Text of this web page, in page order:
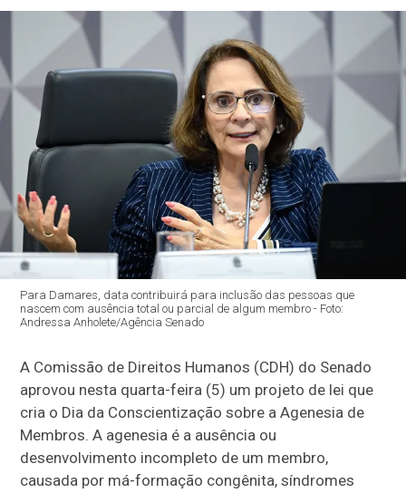
Para Damares, data contribuirá para inclusão das pessoas que
nascem com ausência total ou parcial de algum membro - Foto:
Andressa Anholete/Agência Senado
A Comissão de Direitos Humanos (CDH) do Senado
aprovou nesta quarta-feira (5) um projeto de lei que
cria o Dia da Conscientização sobre a Agenesia de
Membros. A agenesia é a ausência ou
desenvolvimento incompleto de um membro,
causada por má-formação congênita, síndromes